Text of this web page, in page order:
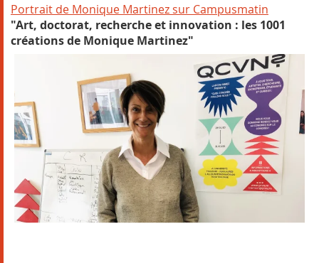
Portrait de Monique Martinez sur Campusmatin
"Art, doctorat, recherche et innovation : les 1001
créations de Monique Martinez"